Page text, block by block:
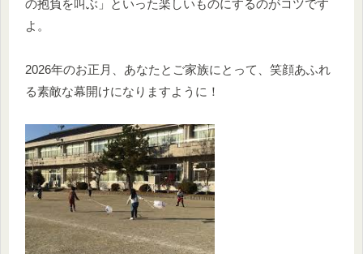
の抱負を叫ぶ」といった楽しいものにするのがコツです
よ。
2026年のお正月、あなたとご家族にとって、笑顔あふれ
る素敵な幕開けになりますように！